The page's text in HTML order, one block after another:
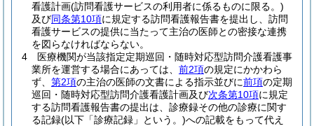
看護計画(訪問看護サービスの利用者に係るものに限る。)
及び同条第10項に規定する訪問看護報告書を提出し、訪問
看護サービスの提供に当たって主治の医師との密接な連携
を図らなければならない。
4
医療機関が当該指定定期巡回・随時対応型訪問介護看護事
業所を運営する場合にあっては、 前2項の規定にかかわら
ず、 第2項の主治の医師の文書による指示並びに前項の定期
巡回・随時対応型訪問介護看護計画及び次条第10項に規定
する訪問看護報告書の提出は、診療録その他の診療に関す
る記録(以下「診療記録」という。)への記載をもって代え